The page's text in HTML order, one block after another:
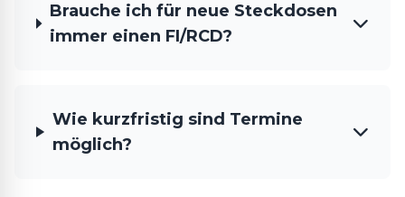
Brauche ich für neue Steckdosen
immer einen FI/RCD?
Wie kurzfristig sind Termine
möglich?